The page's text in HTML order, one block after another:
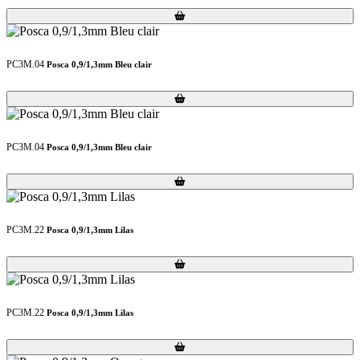
Loading...
Loading...
PC3M.04 Posca 0,9/1,3mm Bleu clair
Loading...
Loading...
PC3M.04 Posca 0,9/1,3mm Bleu clair
Loading...
Loading...
PC3M.22 Posca 0,9/1,3mm Lilas
Loading...
Loading...
PC3M.22 Posca 0,9/1,3mm Lilas
Loading...
Loading...